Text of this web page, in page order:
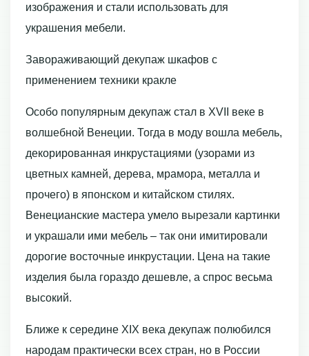
изображения и стали использовать для
украшения мебели.
Завораживающий декупаж шкафов с
применением техники кракле
Особо популярным декупаж стал в XVII веке в
волшебной Венеции. Тогда в моду вошла мебель,
декорированная инкрустациями (узорами из
цветных камней, дерева, мрамора, металла и
прочего) в японском и китайском стилях.
Венецианские мастера умело вырезали картинки
и украшали ими мебель – так они имитировали
дорогие восточные инкрустации. Цена на такие
изделия была гораздо дешевле, а спрос весьма
высокий.
Ближе к середине XIX века декупаж полюбился
народам практически всех стран, но в России